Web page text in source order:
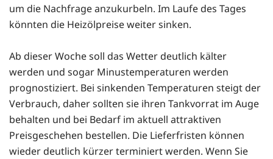
um die Nachfrage anzukurbeln. Im Laufe des Tages
könnten die Heizölpreise weiter sinken.
Ab dieser Woche soll das Wetter deutlich kälter
werden und sogar Minustemperaturen werden
prognostiziert. Bei sinkenden Temperaturen steigt der
Verbrauch, daher sollten sie ihren Tankvorrat im Auge
behalten und bei Bedarf im aktuell attraktiven
Preisgeschehen bestellen. Die Lieferfristen können
wieder deutlich kürzer terminiert werden. Wenn Sie